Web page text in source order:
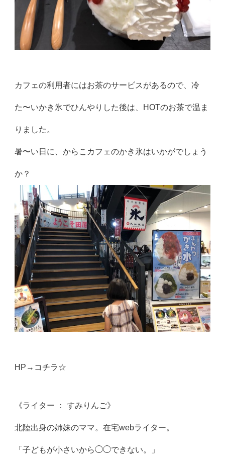
カフェの利用者にはお茶のサービスがあるので、冷
た〜いかき氷でひんやりした後は、HOTのお茶で温ま
りました。
暑〜い日に、からこカフェのかき氷はいかがでしょう
か？
HP→ コチラ☆
《ライター ： すみりんご》
北陸出身の姉妹のママ。在宅webライター。
「子どもが小さいから◯◯できない。」